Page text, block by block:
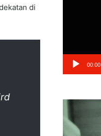
di
00:00